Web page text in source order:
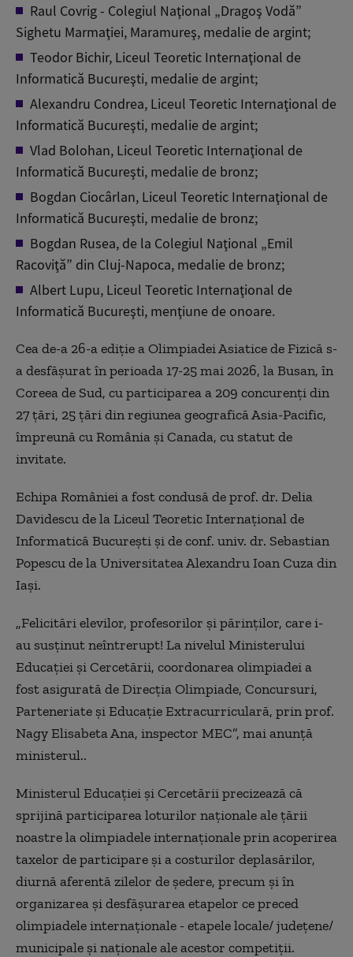
Raul Covrig - Colegiul Naţional „Dragoş Vodă”
Sighetu Marmaţiei, Maramureş, medalie de argint;
Teodor Bichir, Liceul Teoretic Internaţional de
Informatică Bucureşti, medalie de argint;
Alexandru Condrea, Liceul Teoretic Internaţional de
Informatică Bucureşti, medalie de argint;
Vlad Bolohan, Liceul Teoretic Internaţional de
Informatică Bucureşti, medalie de bronz;
Bogdan Ciocârlan, Liceul Teoretic Internaţional de
Informatică Bucureşti, medalie de bronz;
Bogdan Rusea, de la Colegiul Naţional „Emil
Racoviţă” din Cluj-Napoca, medalie de bronz;
Albert Lupu, Liceul Teoretic Internaţional de
Informatică Bucureşti, menţiune de onoare.
Cea de-a 26-a ediţie a Olimpiadei Asiatice de Fizică s-
a desfăşurat în perioada 17-25 mai 2026, la Busan, în
Coreea de Sud, cu participarea a 209 concurenţi din
27 ţări, 25 ţări din regiunea geografică Asia-Pacific,
împreună cu România şi Canada, cu statut de
invitate.
Echipa României a fost condusă de prof. dr. Delia
Davidescu de la Liceul Teoretic Internaţional de
Informatică Bucureşti şi de conf. univ. dr. Sebastian
Popescu de la Universitatea Alexandru Ioan Cuza din
Iaşi.
„Felicitări elevilor, profesorilor şi părinţilor, care i-
au susţinut neîntrerupt! La nivelul Ministerului
Educaţiei şi Cercetării, coordonarea olimpiadei a
fost asigurată de Direcţia Olimpiade, Concursuri,
Parteneriate şi Educaţie Extracurriculară, prin prof.
Nagy Elisabeta Ana, inspector MEC”, mai anunţă
ministerul..
Ministerul Educaţiei şi Cercetării precizează că
sprijină participarea loturilor naţionale ale ţării
noastre la olimpiadele internaţionale prin acoperirea
taxelor de participare şi a costurilor deplasărilor,
diurnă aferentă zilelor de şedere, precum şi în
organizarea şi desfăşurarea etapelor ce preced
olimpiadele internaţionale - etapele locale/ judeţene/
municipale şi naţionale ale acestor competiţii.